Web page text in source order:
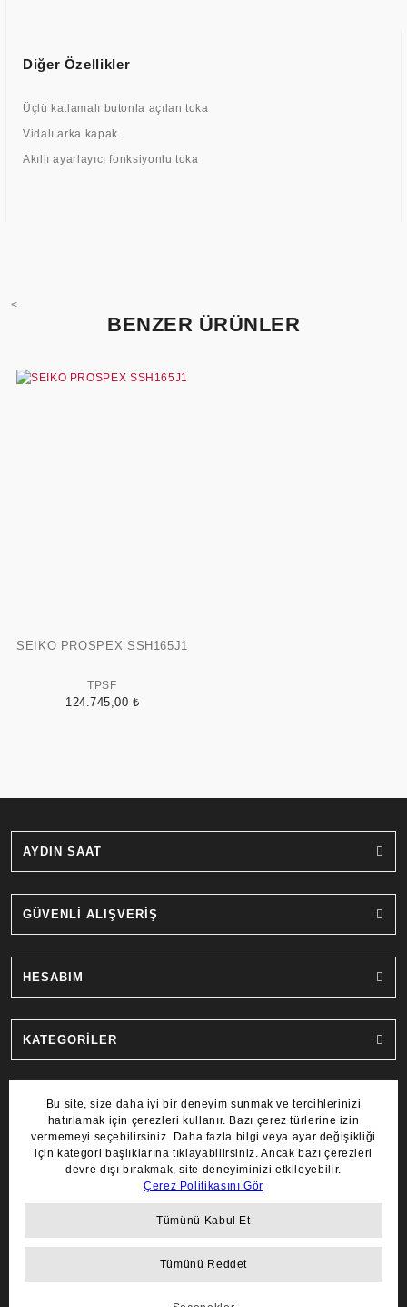
Diğer Özellikler
Üçlü katlamalı butonla açılan toka
Vidalı arka kapak
Akıllı ayarlayıcı fonksiyonlu toka
<
BENZER ÜRÜNLER
SEIKO PROSPEX SSH165J1
TPSF
124.745,00 ₺
AYDIN SAAT
GÜVENLİ ALIŞVERİŞ
HESABIM
KATEGORİLER
MARKALAR